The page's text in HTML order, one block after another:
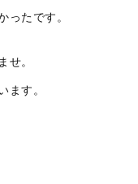
ったです。
せ。
ます。